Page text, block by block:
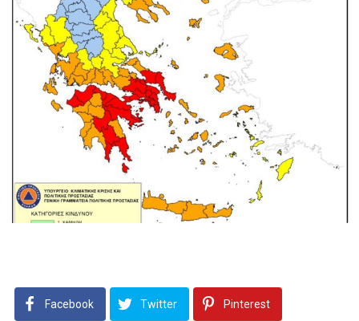
Facebook Twitter Pinterest